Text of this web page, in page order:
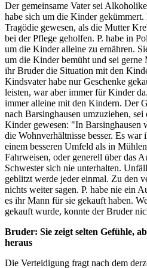
Der gemeinsame Vater sei
habe sich um die Kinder gekümmert.
Tragödie gewesen, als die Mutter
bei der Pflege geholfen. P. habe in
um die Kinder alleine zu ernähren.
um die Kinder bemüht und sei
ihr Bruder die Situation mit den
Kindsvater habe nur Geschenke
leisten, war aber immer für Kinder
immer alleine mit den Kindern. Der
nach Barsinghausen umzuziehen,
Kinder gewesen: "In Barsinghausen
die Wohnverhältnisse besser. Es
einem besseren Umfeld als in
Fahrweisen, oder generell über das
Schwester sich nie unterhalten.
geblitzt werde jeder einmal. Zu den
nichts weiter sagen. P. habe nie ein
es ihr Mann für sie gekauft haben.
gekauft wurde, konnte der Bruder
Bruder: Sie zeigt selten Gefühle,
heraus
Die Verteidigung fragt nach dem